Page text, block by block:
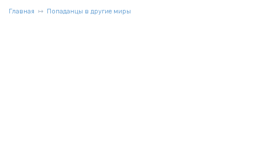
Главная Попаданцы в другие миры